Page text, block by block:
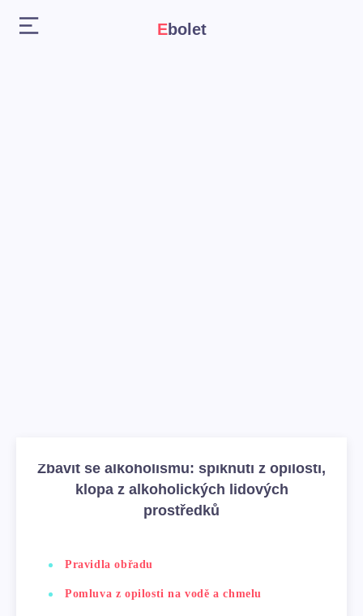
Ebolet
Zbavit se alkoholismu: spiknutí z opilosti,
klopa z alkoholických lidových
prostředků
Pravidla obřadu
Pomluva z opilosti na vodě a chmelu